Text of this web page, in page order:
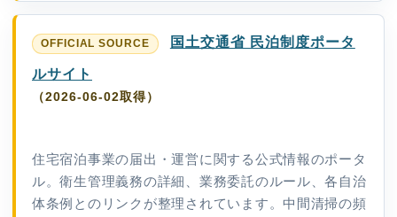
国土交通省 民泊制度ポータ
ルサイト
（2026-06-02取得）
住宅宿泊事業の届出・運営に関する公式情報のポータ
ル。衛生管理義務の詳細、業務委託のルール、各自治
体条例とのリンクが整理されています。中間清掃の頻